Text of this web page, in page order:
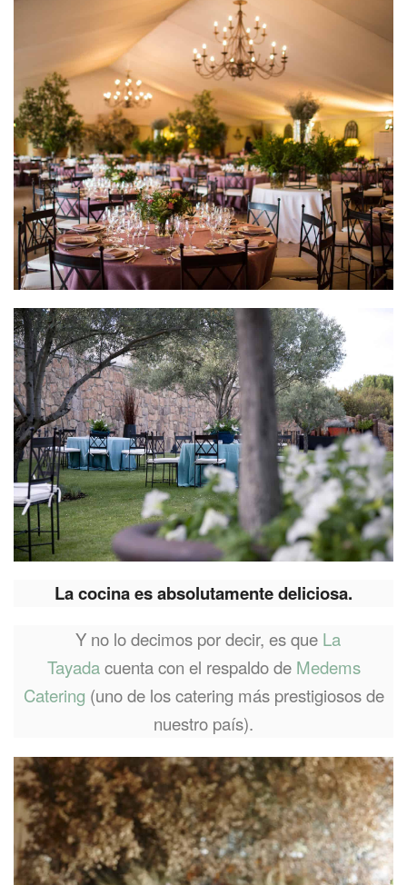
La cocina es absolutamente deliciosa.
Y no lo decimos por decir, es que La
Tayadacuenta con el respaldo de Medems
Catering (uno de los catering más prestigiosos de
nuestro país).